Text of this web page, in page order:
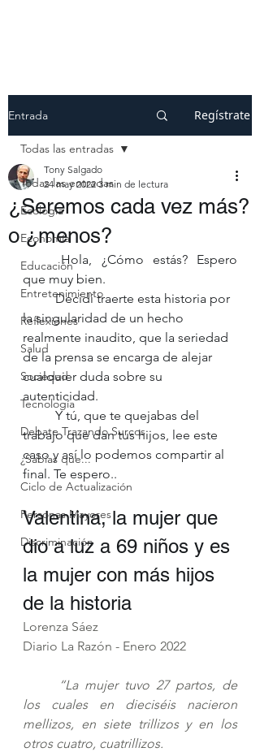
Entrada Regístrate
Todas las entradas
Ecología
Economía
Educación
Entretenimiento
Reflexiones
Salud
Sociedad
Tecnología
Debate Trazando Surcos
¿Sabías que...
Ciclo de Actualización
Personas Mayores
Discriminación
Todas las entradas
¿Seremos cada vez más?
o ¿menos?
Tony Salgado
24 may 2022 3 min de lectura
	Hola, ¿Cómo estás? Espero
que muy bien.
	Decidí traerte esta historia por
la singularidad de un hecho
realmente inaudito, que la seriedad
de la prensa se encarga de alejar
cualquier duda sobre su
autenticidad.
trabajo que dan tus hijos, lee este
caso y así lo podemos compartir al
final. Te espero..
Valentina, la mujer que
dio a luz a 69 niños y es
la mujer con más hijos
de la historia
Lorenza Sáez
Diario La Razón - Enero 2022
“La mujer tuvo 27 partos, de
los cuales en dieciséis nacieron
mellizos, en siete trillizos y en los
otros cuatro, cuatrillizos.